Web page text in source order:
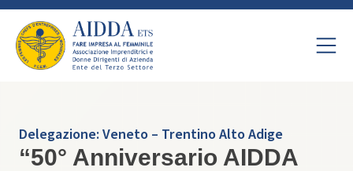
Delegazione:Veneto – Trentino Alto Adige
“50° Anniversario AIDDA